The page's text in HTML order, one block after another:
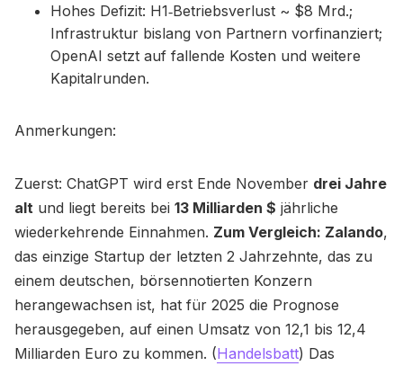
Hohes Defizit: H1‑Betriebsverlust ~ $8 Mrd.;
Infrastruktur bislang von Partnern vorfinanziert;
OpenAI setzt auf fallende Kosten und weitere
Kapitalrunden.
Anmerkungen:
Zuerst: ChatGPT wird erst Ende November drei Jahre
alt und liegt bereits bei 13 Milliarden $ jährliche
wiederkehrende Einnahmen. Zum Vergleich: Zalando,
das einzige Startup der letzten 2 Jahrzehnte, das zu
einem deutschen, börsennotierten Konzern
herangewachsen ist, hat für 2025 die Prognose
herausgegeben, auf einen Umsatz von 12,1 bis 12,4
Milliarden Euro zu kommen. (Handelsbatt) Das